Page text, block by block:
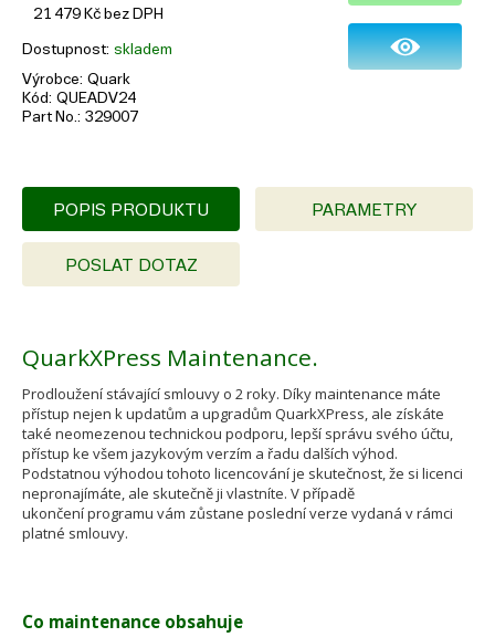
21 479 Kč bez DPH
Dostupnost skladem
Výrobce Quark
Kód QUEADV24
Part No. 329007
POPIS PRODUKTU PARAMETRY
POSLAT DOTAZ
QuarkXPress Maintenance.
Prodloužení stávající smlouvy o 2 roky. Díky maintenance máte
přístup nejen k updatům a upgradům QuarkXPress, ale získáte
také neomezenou technickou podporu, lepší správu svého účtu,
přístup ke všem jazykovým verzím a řadu dalších výhod.
Podstatnou výhodou tohoto licencování je skutečnost, že si licenci
nepronajímáte, ale skutečně ji vlastníte. V případě
ukončení programu vám zůstane poslední verze vydaná v rámci
platné smlouvy.
Co maintenance obsahuje